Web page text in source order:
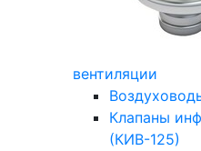
вентиляции
Клапаны
(КИВ-125)